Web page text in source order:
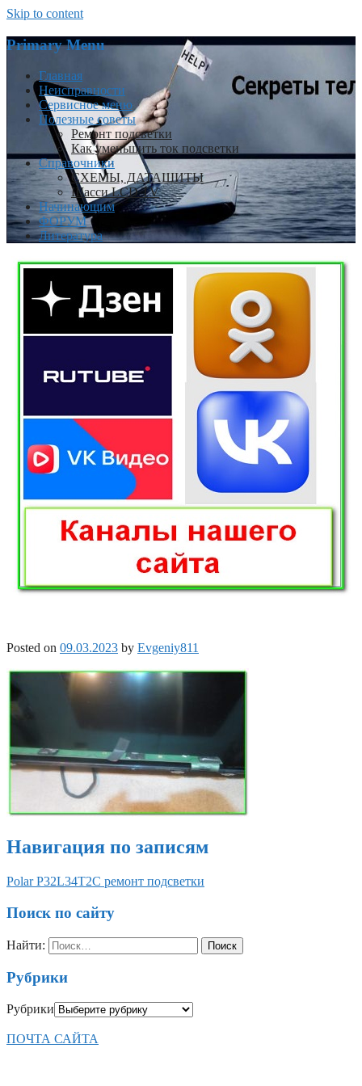
Skip to content
Primary Menu
Главная
Неисправности
Сервисное меню
Полезные советы
Ремонт подсветки
Как уменьшить ток подсветки
Справочники
СХЕМЫ, ДАТАШИТЫ
Шасси LCD TV
Начинающим
ФОРУМ
Литература
Posted on 09.03.2023 by Evgeniy811
Навигация по записям
Polar P32L34T2C ремонт подсветки
Поиск по сайту
Найти:
Рубрики
Рубрики
ПОЧТА САЙТА